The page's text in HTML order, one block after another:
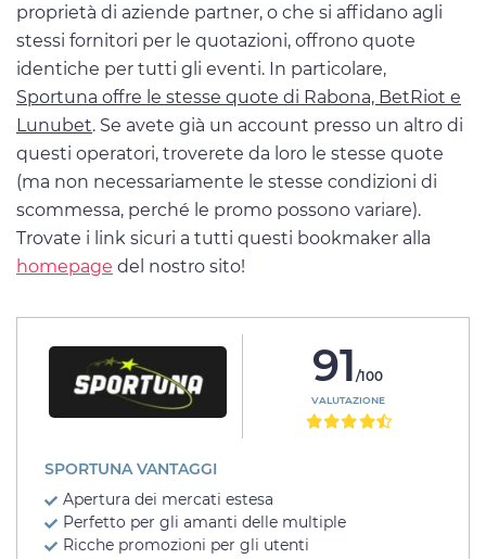
proprietà di aziende partner, o che si affidano agli
stessi fornitori per le quotazioni, offrono quote
identiche per tutti gli eventi. In particolare,
Sportuna offre le stesse quote di Rabona, BetRiot e
Lunubet. Se avete già un account presso un altro di
questi operatori, troverete da loro le stesse quote
(ma non necessariamente le stesse condizioni di
scommessa, perché le promo possono variare).
Trovate i link sicuri a tutti questi bookmaker alla
homepage del nostro sito!
91 /100
VALUTAZIONE
SPORTUNA VANTAGGI
Apertura dei mercati estesa
Perfetto per gli amanti delle multiple
Ricche promozioni per gli utenti